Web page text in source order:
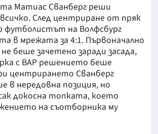
Матиас Сванберг реши
След центриране от пряк
футболистът на Волфсбург
в мрежата за 4:1. Първоначално
беше зачетено заради засада,
с ВАР решението беше
центрирането Сванберг
в нередовна позиция, но
докосна топката, което
на съотборника му